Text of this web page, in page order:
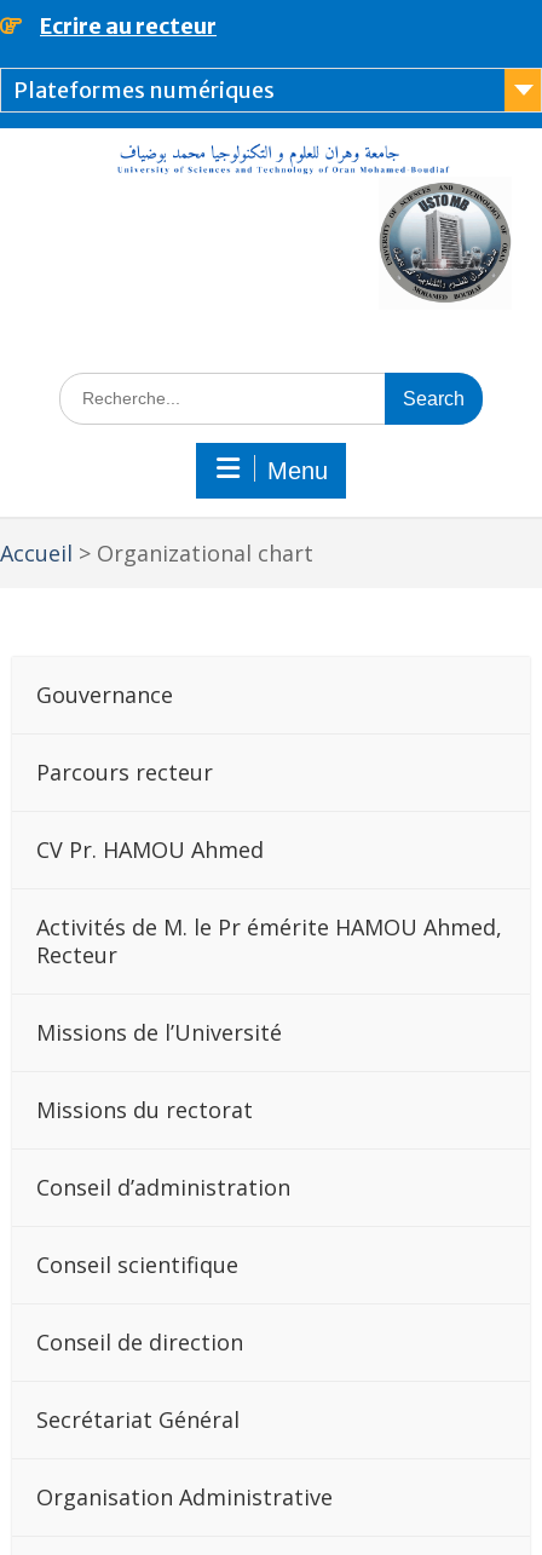
contentEcrire au recteur
Plateformes numériques
Menu
Accueil > Organizational chart
Gouvernance
Parcours recteur
CV Pr. HAMOU Ahmed
Activités de M. le Pr émérite HAMOU Ahmed,
Recteur
Missions de l’Université
Missions du rectorat
Conseil d’administration
Conseil scientifique
Conseil de direction
Secrétariat Général
Organisation Administrative